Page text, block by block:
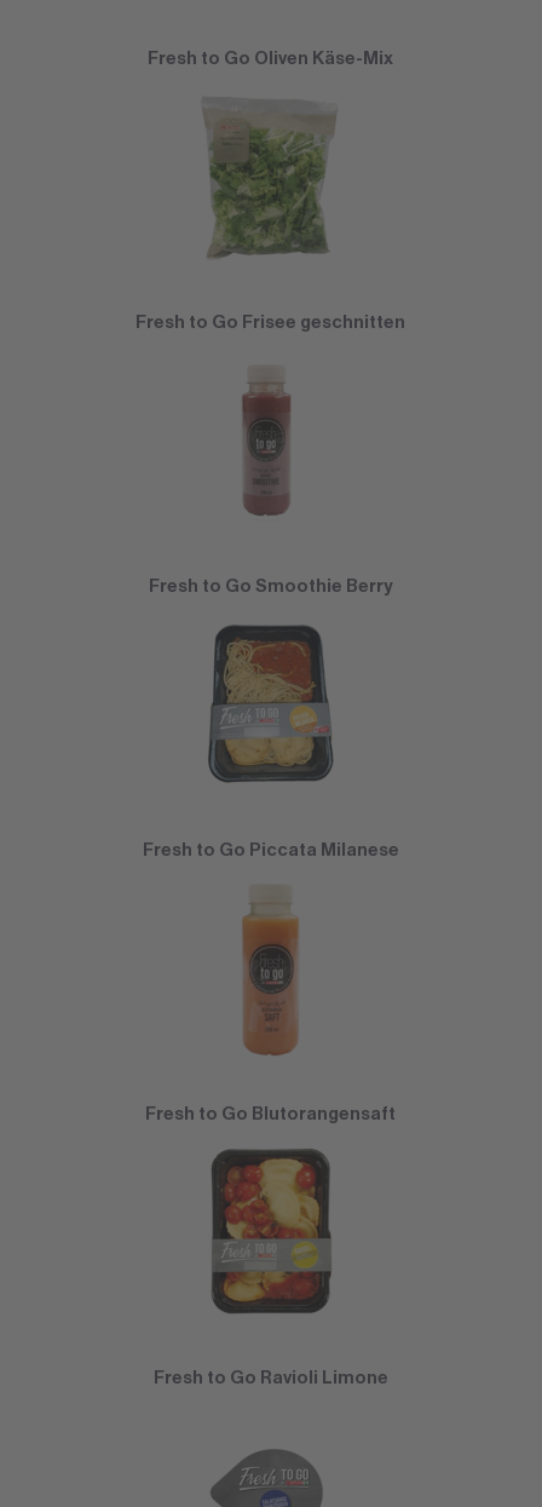
Fresh to Go Oliven Käse-Mix
Fresh to Go Frisee geschnitten
Fresh to Go Smoothie Berry
Fresh to Go Piccata Milanese
Fresh to Go Blutorangensaft
Fresh to Go Ravioli Limone